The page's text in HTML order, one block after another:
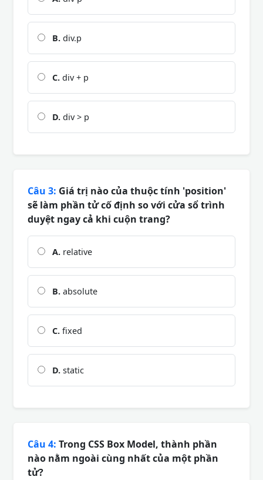
B. div.p
C. div + p
D. div > p
Câu 3: Giá trị nào của thuộc tính 'position'
sẽ làm phần tử cố định so với cửa sổ trình
duyệt ngay cả khi cuộn trang?
A. relative
B. absolute
C. fixed
D. static
Câu 4: Trong CSS Box Model, thành phần
nào nằm ngoài cùng nhất của một phần
tử?